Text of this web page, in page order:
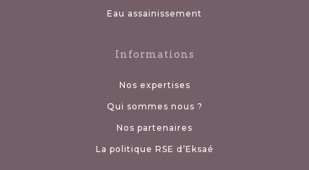
Eau assainissement
Informations
Nos expertises
Qui sommes nous ?
Nos partenaires
La politique RSE d’Eksaé